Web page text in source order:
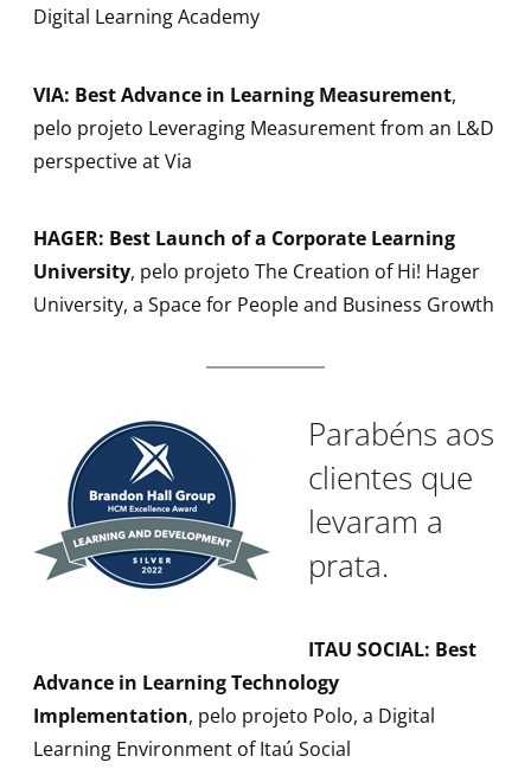
Digital Learning Academy
VIA: Best Advance in Learning Measurement,
pelo projeto Leveraging Measurement from an L&D
perspective at Via
HAGER: Best Launch of a Corporate Learning
University, pelo projeto The Creation of Hi! Hager
University, a Space for People and Business Growth
Parabéns aos
clientes que
levaram a
prata.
ITAU SOCIAL: Best
Advance in Learning Technology
Implementation, pelo projeto Polo, a Digital
Learning Environment of Itaú Social